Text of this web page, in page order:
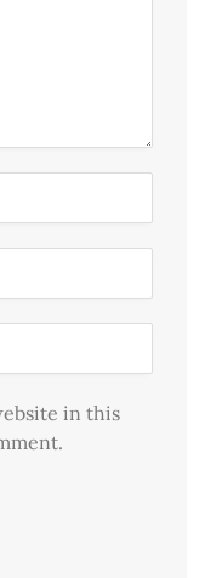
in this